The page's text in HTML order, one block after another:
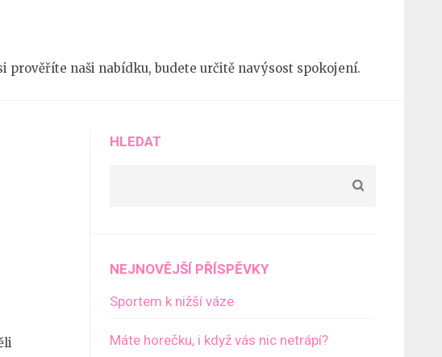
prověříte naši nabídku, budete určitě navýsost spokojení.
HLEDAT
NEJNOVĚJŠÍ PŘÍSPĚVKY
Sportem k nižší váze
Máte horečku, i když vás nic netrápí?